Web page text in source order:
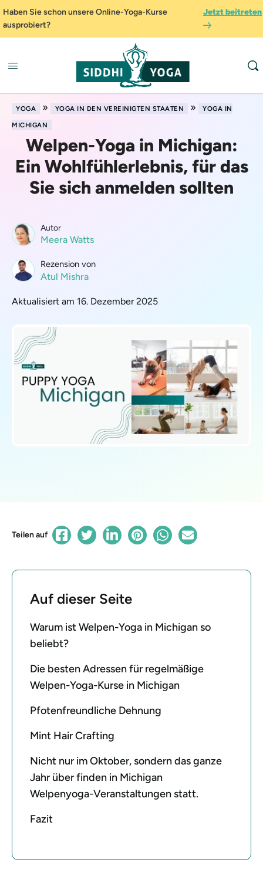
Haben Sie schon unsere Online-Yoga-Kurse
ausprobiert?
Jetzt beitreten
YOGA » YOGA IN DEN VEREINIGTEN STAATEN »
YOGA IN
MICHIGAN
Welpen-Yoga in Michigan:
Ein Wohlfühlerlebnis, für das
Sie sich anmelden sollten
Autor
Meera Watts
Rezension von
Atul Mishra
Aktualisiert am 16. Dezember 2025
Teilen auf
Auf dieser Seite
Warum ist Welpen-Yoga in Michigan so
beliebt?
Die besten Adressen für regelmäßige
Welpen-Yoga-Kurse in Michigan
Pfotenfreundliche Dehnung
Mint Hair Crafting
Nicht nur im Oktober, sondern das ganze
Jahr über finden in Michigan
Welpenyoga-Veranstaltungen statt.
Fazit